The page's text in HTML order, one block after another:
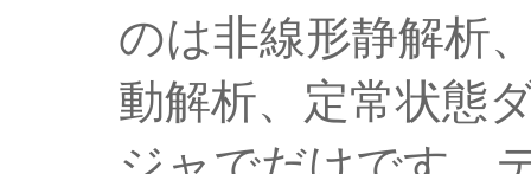
のは非線形静解析
動解析、定常状態